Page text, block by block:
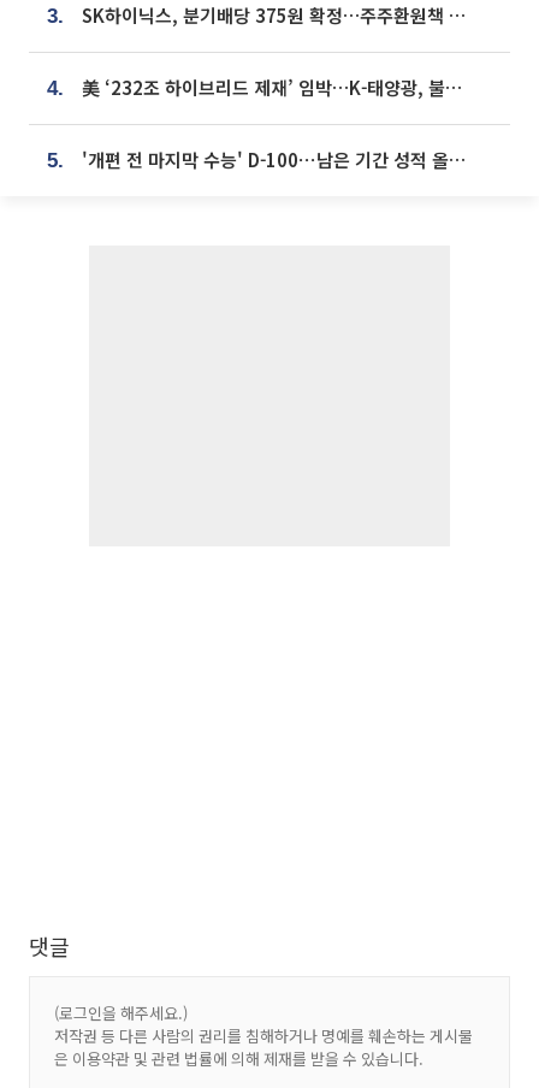
3. SK하이닉스, 분기배당 375원 확정…주주환원책 9월로 앞당겨 발표
4. 美 ‘232조 하이브리드 제재’ 임박…K-태양광, 불확실성 털고 날개 다나
5. '개편 전 마지막 수능' D-100⋯남은 기간 성적 올릴 전략은
댓글